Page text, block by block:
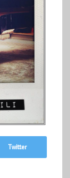
Twitter